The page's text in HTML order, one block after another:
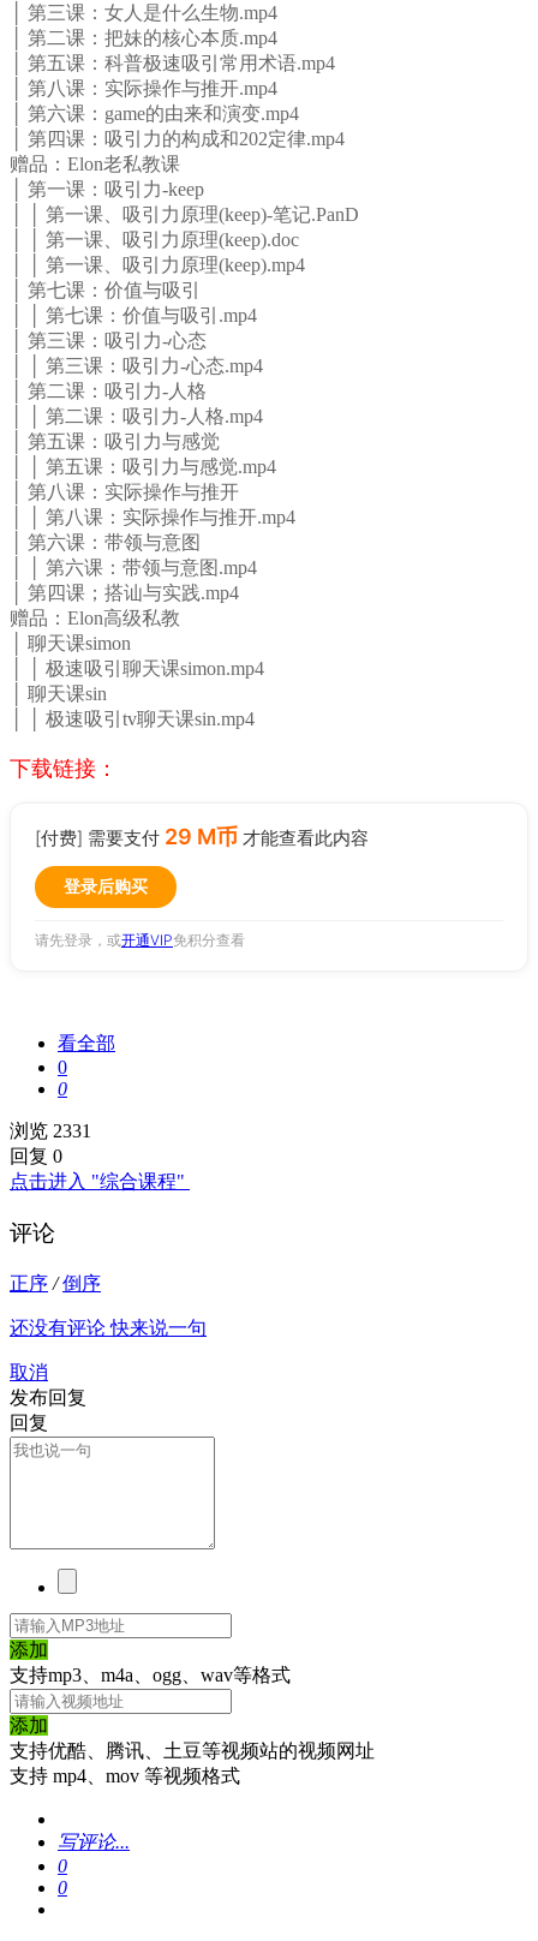
│ 第三课：女人是什么生物.mp4
│ 第二课：把妹的核心本质.mp4
│ 第五课：科普极速吸引常用术语.mp4
│ 第八课：实际操作与推开.mp4
│ 第六课：game的由来和演变.mp4
│ 第四课：吸引力的构成和202定律.mp4
赠品：Elon老私教课
│ 第一课：吸引力-keep
│ │ 第一课、吸引力原理(keep)-笔记.PanD
│ │ 第一课、吸引力原理(keep).doc
│ │ 第一课、吸引力原理(keep).mp4
│ 第七课：价值与吸引
│ │ 第七课：价值与吸引.mp4
│ 第三课：吸引力-心态
│ │ 第三课：吸引力-心态.mp4
│ 第二课：吸引力-人格
│ │ 第二课：吸引力-人格.mp4
│ 第五课：吸引力与感觉
│ │ 第五课：吸引力与感觉.mp4
│ 第八课：实际操作与推开
│ │ 第八课：实际操作与推开.mp4
│ 第六课：带领与意图
│ │ 第六课：带领与意图.mp4
│ 第四课；搭讪与实践.mp4
赠品：Elon高级私教
│ 聊天课simon
│ │ 极速吸引聊天课simon.mp4
│ 聊天课sin
│ │ 极速吸引tv聊天课sin.mp4
下载链接：
[付费] 需要支付 29 M币 才能查看此内容
登录后购买
请先登录，或开通VIP免积分查看
看全部
0
0
浏览 2331
回复 0
点击进入 "综合课程"
评论
正序 / 倒序
还没有评论 快来说一句
取消
发布回复
回复
添加
支持mp3、m4a、ogg、wav等格式
添加
支持优酷、腾讯、土豆等视频站的视频网址
支持 mp4、mov 等视频格式
写评论...
0
0